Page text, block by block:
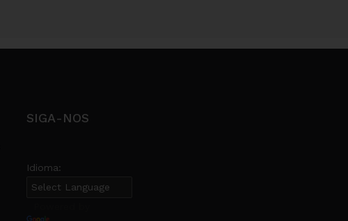
SIGA-NOS
Idioma: